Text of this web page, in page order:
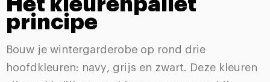
principe
Bouw je wintergarderobe op rond drie
hoofdkleuren: navy, grijs en zwart. Deze kleuren